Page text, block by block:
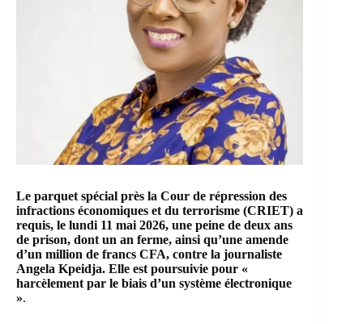
Le parquet spécial près la Cour de répression des
infractions économiques et du terrorisme (CRIET) a
requis, le lundi 11 mai 2026, une peine de deux ans
de prison, dont un an ferme, ainsi qu’une amende
d’un million de francs CFA, contre la journaliste
Angela Kpeidja. Elle est poursuivie pour «
harcèlement par le biais d’un système électronique
».